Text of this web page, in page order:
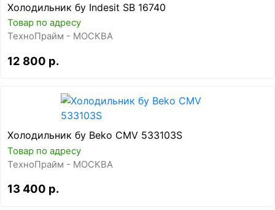
Холодильник бу Indesit SB 16740
Товар по адресу
ТехноПрайм - МОСКВА
12 800 р.
Холодильник бу Beko CMV 533103S
Товар по адресу
ТехноПрайм - МОСКВА
13 400 р.